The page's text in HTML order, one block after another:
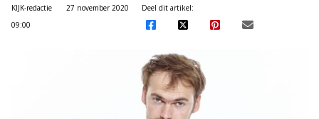
KIJK-redactie
27 november 2020
09:00
Deel dit artikel: